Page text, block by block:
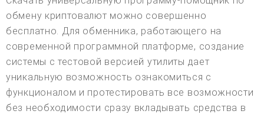
обмену криптовалют можно совершенно
бесплатно. Для обменника, работающего на
современной программной платформе, создание
системы с тестовой версией утилиты дает
уникальную возможность ознакомиться с
функционалом и протестировать все возможности
без необходимости сразу вкладывать средства в